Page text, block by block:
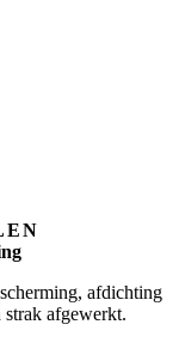
afdichting
strak afgewerkt.